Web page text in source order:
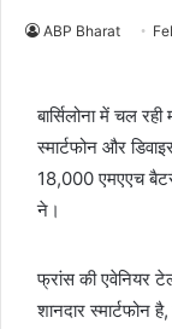
ABP Bharat
बार्सिलोना में चल
स्मार्टफोन और
18,000 एमएएच
ने।
फ्रांस की एवेनियर
शानदार